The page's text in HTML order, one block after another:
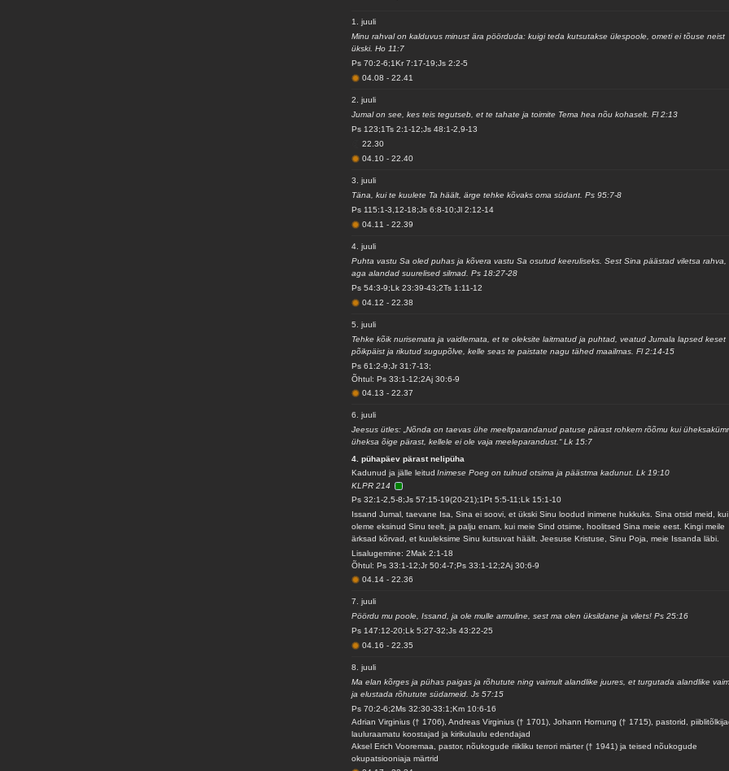
1. juuli
Minu rahval on kalduvus minust ära pöörduda: kuigi teda kutsutakse ülespoole, ometi ei tõuse neist
ükski. Ho 11:7
Ps 70:2-6;1Kr 7:17-19;Js 2:2-5
04.08-22.41
2. juuli
Jumal on see, kes teis tegutseb, et te tahate ja toimite Tema hea nõu kohaselt. Fl 2:13
Ps 123;1Ts 2:1-12;Js 48:1-2,9-13
22.30
04.10-22.40
3. juuli
Täna, kui te kuulete Ta häält, ärge tehke kõvaks oma südant. Ps 95:7-8
Ps 115:1-3,12-18;Js 6:8-10;Jl 2:12-14
04.11-22.39
4. juuli
Puhta vastu Sa oled puhas ja kõvera vastu Sa osutud keeruliseks. Sest Sina päästad viletsa rahva,
aga alandad suurelised silmad. Ps 18:27-28
Ps 54:3-9;Lk 23:39-43;2Ts 1:11-12
04.12-22.38
5. juuli
Tehke kõik nurisemata ja vaidlemata, et te oleksite laitmatud ja puhtad, veatud Jumala lapsed keset
põikpäist ja rikutud sugupõlve, kelle seas te paistate nagu tähed maailmas. Fl 2:14-15
Ps 61:2-9;Jr 31:7-13;
Õhtul: Ps 33:1-12;2Aj 30:6-9
04.13-22.37
6. juuli
Jeesus ütles: „Nõnda on taevas ühe meeltparandanud patuse pärast rohkem rõõmu kui
üheksa õige pärast, kellele ei ole vaja meeleparandust.“ Lk 15:7
4. pühapäev pärast nelipüha
Kadunud ja jälle leitud Inimese Poeg on tulnud otsima ja päästma kadunut. Lk 19:10
KLPR 214
Ps 32:1-2,5-8;Js 57:15-19(20-21);1Pt 5:5-11;Lk 15:1-10
Issand Jumal, taevane Isa, Sina ei soovi, et ükski Sinu loodud inimene hukkuks. Sina otsid meid, kui
oleme eksinud Sinu teelt, ja palju enam, kui meie Sind otsime, hoolitsed Sina meie eest. Kingi meile
ärksad kõrvad, et kuuleksime Sinu kutsuvat häält. Jeesuse Kristuse, Sinu Poja, meie Issanda läbi.
Lisalugemine: 2Mak 2:1-18
Õhtul: Ps 33:1-12;Jr 50:4-7;Ps 33:1-12;2Aj 30:6-9
04.14-22.36
7. juuli
Pöördu mu poole, Issand, ja ole mulle armuline, sest ma olen üksildane ja vilets! Ps 25:16
Ps 147:12-20;Lk 5:27-32;Js 43:22-25
04.16-22.35
8. juuli
Ma elan kõrges ja pühas paigas ja rõhutute ning vaimult alandlike juures, et turgutada alandlike
ja elustada rõhutute südameid. Js 57:15
Ps 70:2-6;2Ms 32:30-33:1;Km 10:6-16
Adrian Virginius († 1706), Andreas Virginius († 1701), Johann Hornung († 1715), pastorid,
lauluraamatu koostajad ja kirikulaulu edendajad
Aksel Erich Vooremaa, pastor, nõukogude riikliku terrori märter († 1941) ja teised nõukogude
okupatsiooniaja märtrid